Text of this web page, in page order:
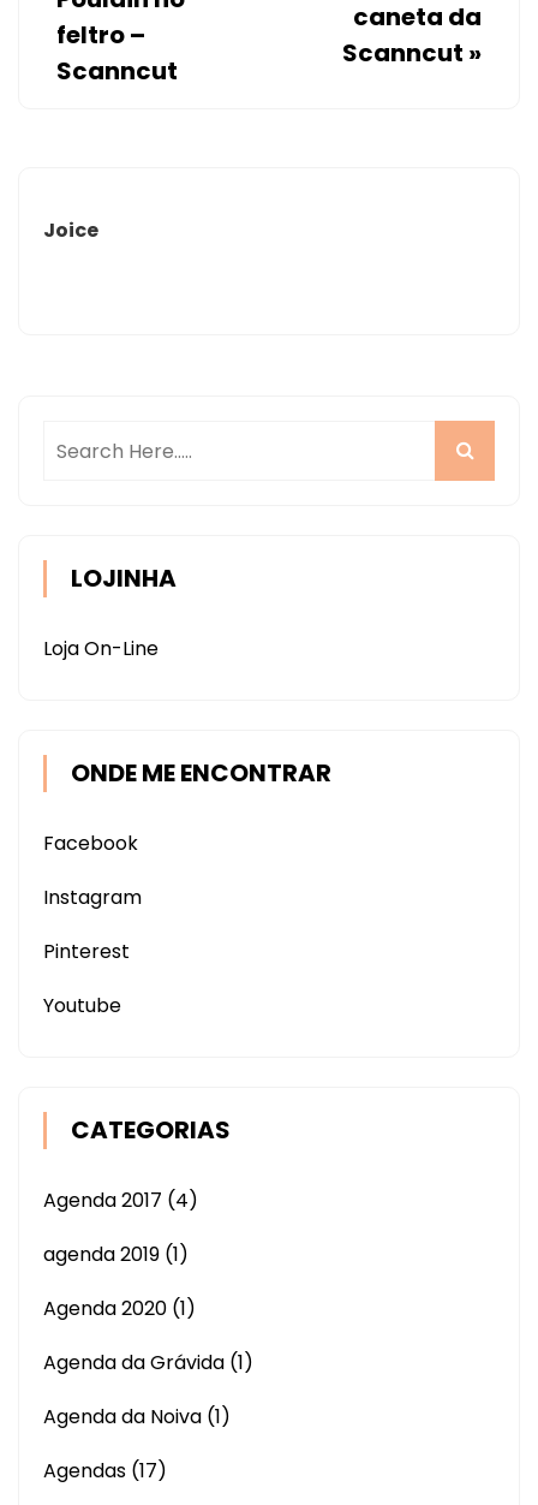
feltro –
Scanncut
caneta da
Scanncut »
Joice
LOJINHA
Loja On-Line
ONDE ME ENCONTRAR
Facebook
Instagram
Pinterest
Youtube
CATEGORIAS
Agenda 2017 (4)
agenda 2019 (1)
Agenda 2020 (1)
Agenda da Grávida (1)
Agenda da Noiva (1)
Agendas (17)